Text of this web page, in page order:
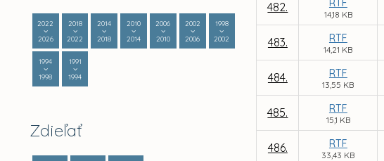
2022
2026
2018
2022
2014
2018
2010
2014
2006
2010
2002
2006
1998
2002
1994
1998
1991
1994
Zdieľať
482. RTF
14,18 KB
483. RTF
14,21 KB
484. RTF
13,55 KB
485. RTF
15,1 KB
486. RTF
33,43 KB